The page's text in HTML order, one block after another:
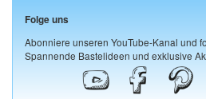
Folge uns
Abonniere unseren YouTube-Kanal und
Spannende Bastelideen und exklusive